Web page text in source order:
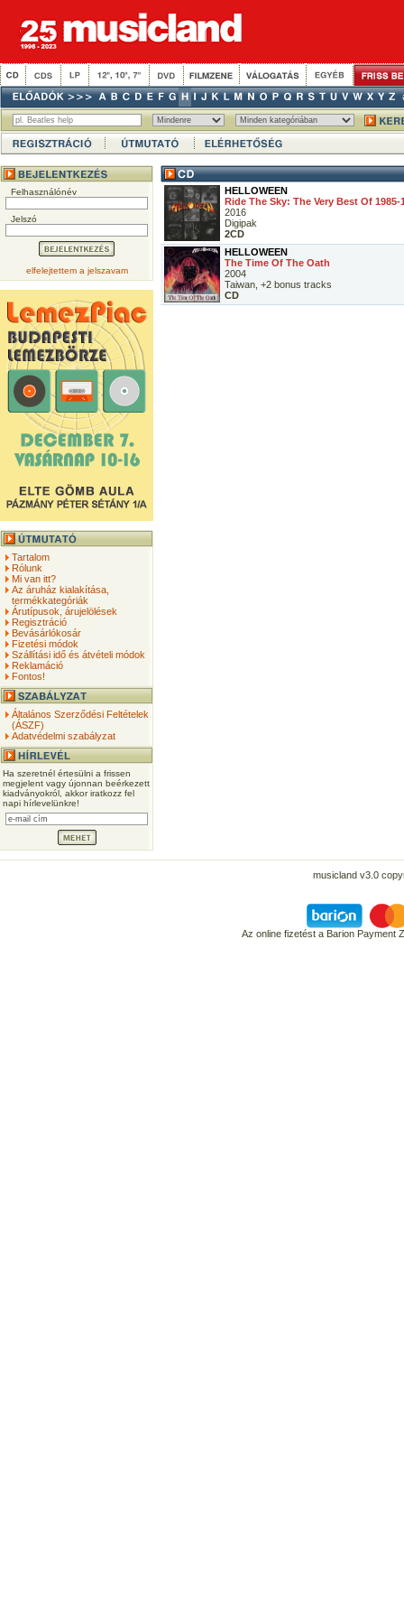
Felhasználónév
Jelszó
elfelejtettem a jelszavam
Tartalom
Rólunk
Mi van itt?
Az áruház kialakítása,
termékkategóriák
Árutípusok, árujelölések
Regisztráció
Bevásárlókosár
Fizetési módok
Szállítási idő és átvételi módok
Reklamáció
Fontos!
Általános Szerződési Feltételek
(ÁSZF)
Adatvédelmi szabályzat
Ha szeretnél értesülni a frissen
megjelent vagy újonnan beérkezett
kiadványokról, akkor iratkozz fel
napi hírlevelünkre!
HELLOWEEN
Ride The Sky: The Very Best Of 1985-
2016
Digipak
2CD
HELLOWEEN
The Time Of The Oath
2004
Taiwan, +2 bonus tracks
CD
musicland v3.0
Az online fizetést a Barion Payment